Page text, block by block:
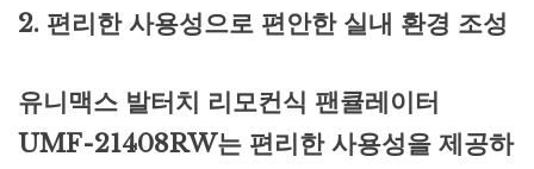
2. 편리한 사용성으로 편안한 실내 환경 조성
유니맥스 발터치 리모컨식 팬큘레이터
UMF-21408RW는 편리한 사용성을 제공하